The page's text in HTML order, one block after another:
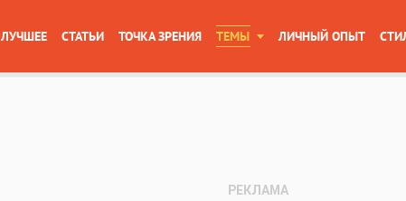
ЛУЧШЕЕ СТАТЬИ ТОЧКА ЗРЕНИЯ ТЕМЫ ЛИЧНЫЙ ОПЫТ